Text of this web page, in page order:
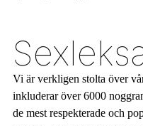
Vi är verkligen stolta över
inkluderar över 6000
de mest respekterade och